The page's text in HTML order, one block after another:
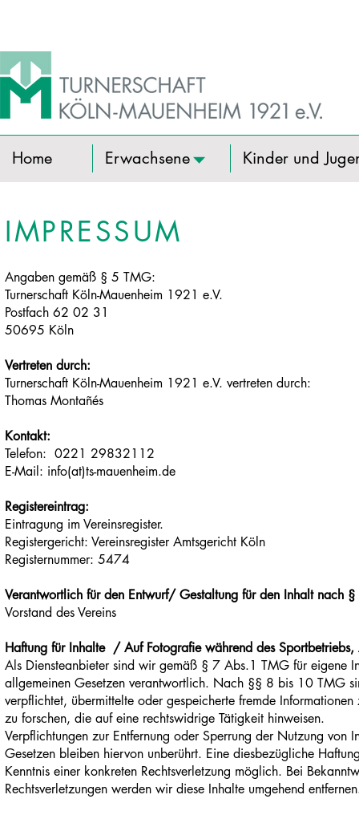
IMPRESSUM
Angaben gemäß § 5 TMG:
Turnerschaft Köln-Mauenheim 1921 e.V.
Postfach 62 02 31
50695 Köln
Vertreten durch:
Turnerschaft Köln-Mauenheim 1921 e.V. vertreten durch:
Thomas Montañés
Kontakt:
Telefon: 0221 29832112
E-Mail: info(at)ts-mauenheim.de
Registereintrag:
Eintragung im Vereinsregister.
Registergericht: Vereinsregister Amtsgericht Köln
Registernummer: 5474
Verantwortlich für den Entwurf/ Gestaltung für den Inhalt nach
Vorstand des Vereins
Haftung für Inhalte / Auf Fotografie während des Sportbetriebs,
Als Diensteanbieter sind wir gemäß § 7 Abs.1 TMG für eigene
allgemeinen Gesetzen verantwortlich. Nach §§ 8 bis 10 TMG
verpflichtet, übermittelte oder gespeicherte fremde
zu forschen, die auf eine rechtswidrige Tätigkeit hinweisen.
Verpflichtungen zur Entfernung oder Sperrung der Nutzung von
Gesetzen bleiben hiervon unberührt. Eine diesbezügliche
Kenntnis einer konkreten Rechtsverletzung möglich. Bei
Rechtsverletzungen werden wir diese Inhalte umgehend
Home Erwachsene Kinder und